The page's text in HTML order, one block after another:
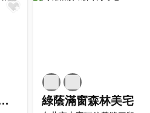
附中景觀二房露臺 綠蔭滿窗森林美宅